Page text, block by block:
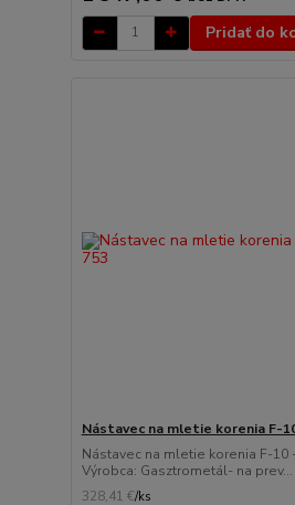
Pridať do
Nástavec na mletie korenia F-
Nástavec na mletie korenia F-10
Výrobca: Gasztrometál- na prev...
328,41 €/ks